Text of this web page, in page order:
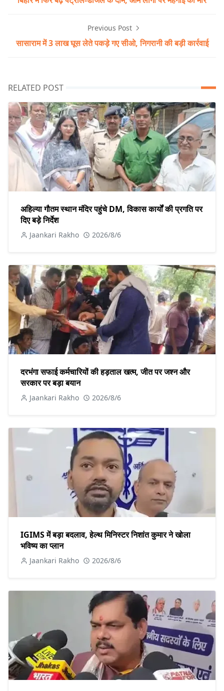
Previous Post
सासाराम में 3 लाख घूस लेते पकड़े गए सीओ, निगरानी की बड़ी कार्रवाई
RELATED POST
अहिल्या गौतम स्थान मंदिर पहुंचे DM, विकास कार्यों की प्रगति पर
दिए बड़े निर्देश
Jaankari Rakho 2026/8/6
दरभंगा सफाई कर्मचारियों की हड़ताल खत्म, जीत पर जश्न और
सरकार पर बड़ा बयान
Jaankari Rakho 2026/8/6
IGIMS में बड़ा बदलाव, हेल्थ मिनिस्टर निशांत कुमार ने खोला
भविष्य का प्लान
Jaankari Rakho 2026/8/6